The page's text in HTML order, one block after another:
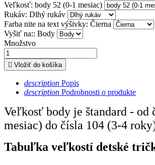
Veľkosť: body 52 (0-1 mesiac)
Rukáv: Dlhý rukáv
Farba nite na text výšivky: Čierna
Vyšiť na:: Body
Množstvo
 Vložiť do košíka
description Popis
description Podrobnosti o produkte
Veľkosť body je štandard - od
mesiac) do čísla 104 (3-4
Tabuľka veľkostí detské